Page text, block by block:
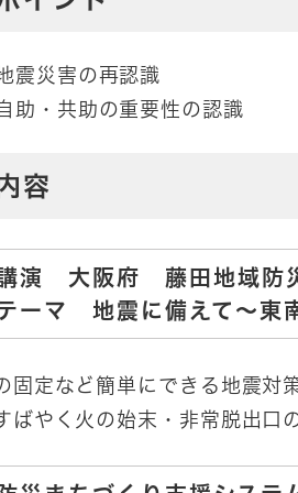
震災害の再認識
自助・共助の重要性の認識
容
演 大阪府 藤田地域防
ーマ 地震に備えて～東
固定など簡単にできる地震対
ばやく火の始末・非常脱出口